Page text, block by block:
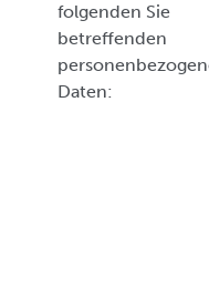
folgenden Sie
betreffenden
Daten: